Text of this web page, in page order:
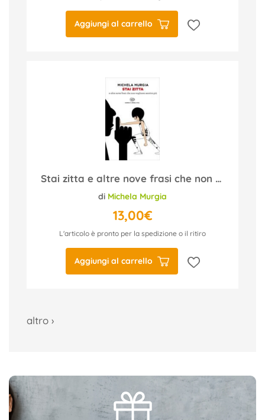
Aggiungi al carrello
Stai zitta e altre nove frasi che non vogliamo sentire più
di Michela Murgia
13,00€
L'articolo è pronto per la spedizione o il ritiro
Aggiungi al carrello
altro ›